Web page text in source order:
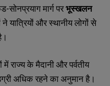
सोनप्रयाग मार्ग पर भूस्खलन
ने यात्रियों और स्थानीय लोगों से
में राज्य के मैदानी और पर्वतीय
अधिक रहने का अनुमान है।